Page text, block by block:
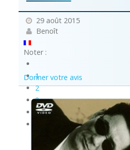
29 août 2015
Benoît
Noter :
1
2
3
4
Donner votre avis